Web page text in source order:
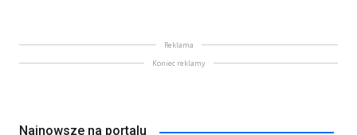
Reklama
Koniec reklamy
Najnowsze na portalu